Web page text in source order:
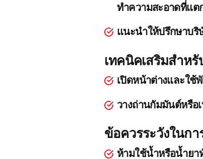
ทำความสะอาดที่แต
แนะนำให้ปรึกษาบ
เทคนิคเสริมสำห
เปิดหน้าต่างและใช้
วางถ่านกัมมันต์หรือ
ข้อควรระวังในก
ห้ามใช้น้ำหรือน้ำยา